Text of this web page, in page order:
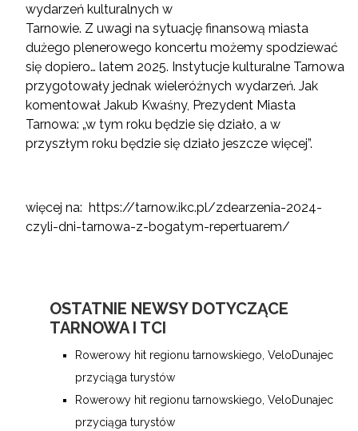
wydarzeń kulturalnych w
Tarnowie. Z uwagi na sytuację finansową miasta
dużego plenerowego koncertu możemy spodziewać
się dopiero… latem 2025. Instytucje kulturalne Tarnowa
przygotowały jednak wieleróżnych wydarzeń. Jak
komentował Jakub Kwaśny, Prezydent Miasta
Tarnowa: „w tym roku będzie się działo, a w
przyszłym roku będzie się działo jeszcze więcej”.
więcej na: https://tarnow.ikc.pl/zdearzenia-2024-
czyli-dni-tarnowa-z-bogatym-repertuarem/
OSTATNIE NEWSY DOTYCZĄCE
TARNOWA I TCI
Rowerowy hit regionu tarnowskiego, VeloDunajec
przyciąga turystów
Rowerowy hit regionu tarnowskiego, VeloDunajec
przyciąga turystów